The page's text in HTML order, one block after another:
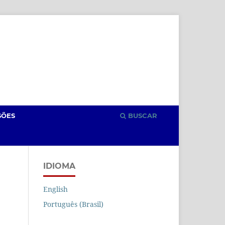
BUSCAR
IDIOMA
English
Português (Brasil)